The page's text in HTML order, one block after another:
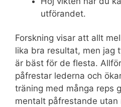
utförandet.
Forskning visar att allt
lika bra resultat, men jag
är bäst för de flesta.
påfrestar lederna och
träning med många reps
mentalt påfrestande utan